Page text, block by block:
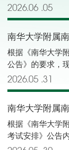
试、面试等程序
公开招聘工作领
（名单按姓氏拼
日。如有异议，
电话：0734-
力资源部） 入职
中体检，请入围
下完成。体检当
体检费用由个人
年非事业编制公
员名单
2026.06 05
根据《南华大学
公告》的要求，
单按姓氏拼音排
年非事业编
2026.05 31
根据《南华大学
考试安排》公告
笔试人员考场、